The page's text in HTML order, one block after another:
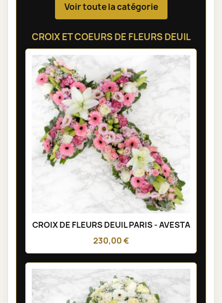
Voir toute la catégorie
CROIX ET COEURS DE FLEURS DEUIL
CROIX DE FLEURS DEUIL PARIS - AVESTA
230,00 €